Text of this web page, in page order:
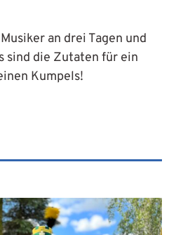
an drei Tagen und
sind die Zutaten für ein
Kumpels!